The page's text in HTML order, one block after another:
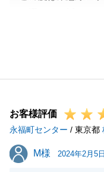
きた事は大変うれ
何度もご案内にお
にご覧頂き、暑い
したらどんなこと
声がけください。
その際も一生懸命
引き続きどうぞよ
お客様評価
永福町センター / 東京都
M様
M様 2024年2月5日